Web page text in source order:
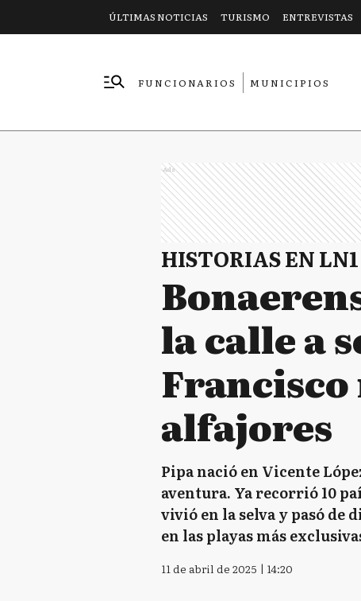
ÚLTIMAS NOTICIAS TURISMO ENTREVISTAS
FUNCIONARIOS
MUNICIPIOS
Ads
HISTORIAS EN LN1
la calle a
alfajores
Pipa nació en Vicente
aventura. Ya recorrió 10
vivió en la selva y pasó de
en las playas más
11 de abril de 2025 | 14:20